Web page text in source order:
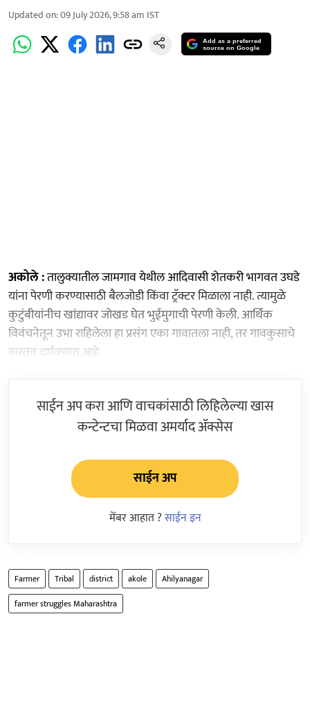
Updated on:09 July 2026, 9:58 am IST
Add as a preferred
source on Google
अकोले :तालुक्यातील जामगाव येथील आदिवासी शेतकरी भागवत उघडे
यांना पेरणी करण्यासाठी बैलजोडी किंवा ट्रॅक्टर मिळाला नाही. त्यामुळे
कुटुंबीयांनीच खांद्यावर जोखड घेत भुईमुगाची पेरणी केली. आर्थिक
विवंचनेतून उभा राहिलेला हा प्रसंग एका गावातला नाही, तर गावकुसाचे
वास्तव दर्शवणारा आहे.
साईन अप करा आणि वाचकांसाठी लिहिलेल्या खास
कन्टेन्टचा मिळवा अमर्याद ॲक्सेस
साईन अप
मेंबर आहात ?साईन इन
Farmer Tribal district akole
Ahilyanagar
farmer struggles Maharashtra